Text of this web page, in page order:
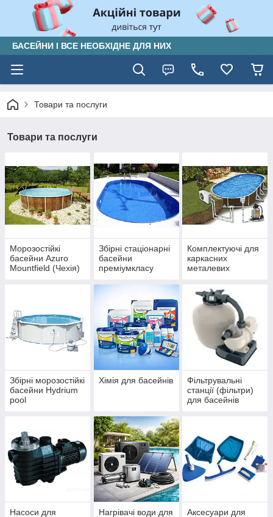
БАСЕЙНИ І ВСЕ НЕОБХІДНЕ ДЛЯ НИХ
Товари та послуги
Товари та послуги
Морозостійкі
басейни Azuro
Mountfield (Чехія)
Збірні стаціонарні
басейни
преміумкласу
(ЧЕХІЯ)
Комплектуючі для
каркасних
металевих
Збірні морозостійкі
басейни Hydrium
pool
Хімія для басейнів
Фільтрувальні
станції (фільтри)
для басейнів
Насоси для
Нагрівачі води для
Аксесуари для